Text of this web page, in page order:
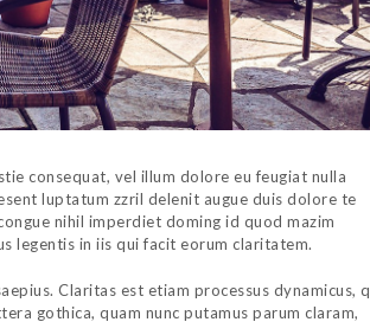
consequat, vel illum dolore eu feugiat nulla
luptatum zzril delenit augue duis dolore te
nihil imperdiet doming id quod mazim
legentis in iis qui facit eorum claritatem.
Claritas est etiam processus dynamicus,
gothica, quam nunc putamus parum claram,